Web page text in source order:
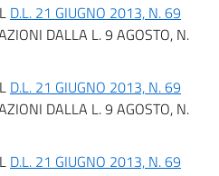
D.L. 21 GIUGNO 2013, N. 69
DALLA L. 9 AGOSTO, N.
D.L. 21 GIUGNO 2013, N. 69
DALLA L. 9 AGOSTO, N.
D.L. 21 GIUGNO 2013, N. 69